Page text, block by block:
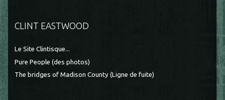
CLINT EASTWOOD
Le Site Clintisque...
Pure People (des photos)
The bridges of Madison County (Ligne de fuite)